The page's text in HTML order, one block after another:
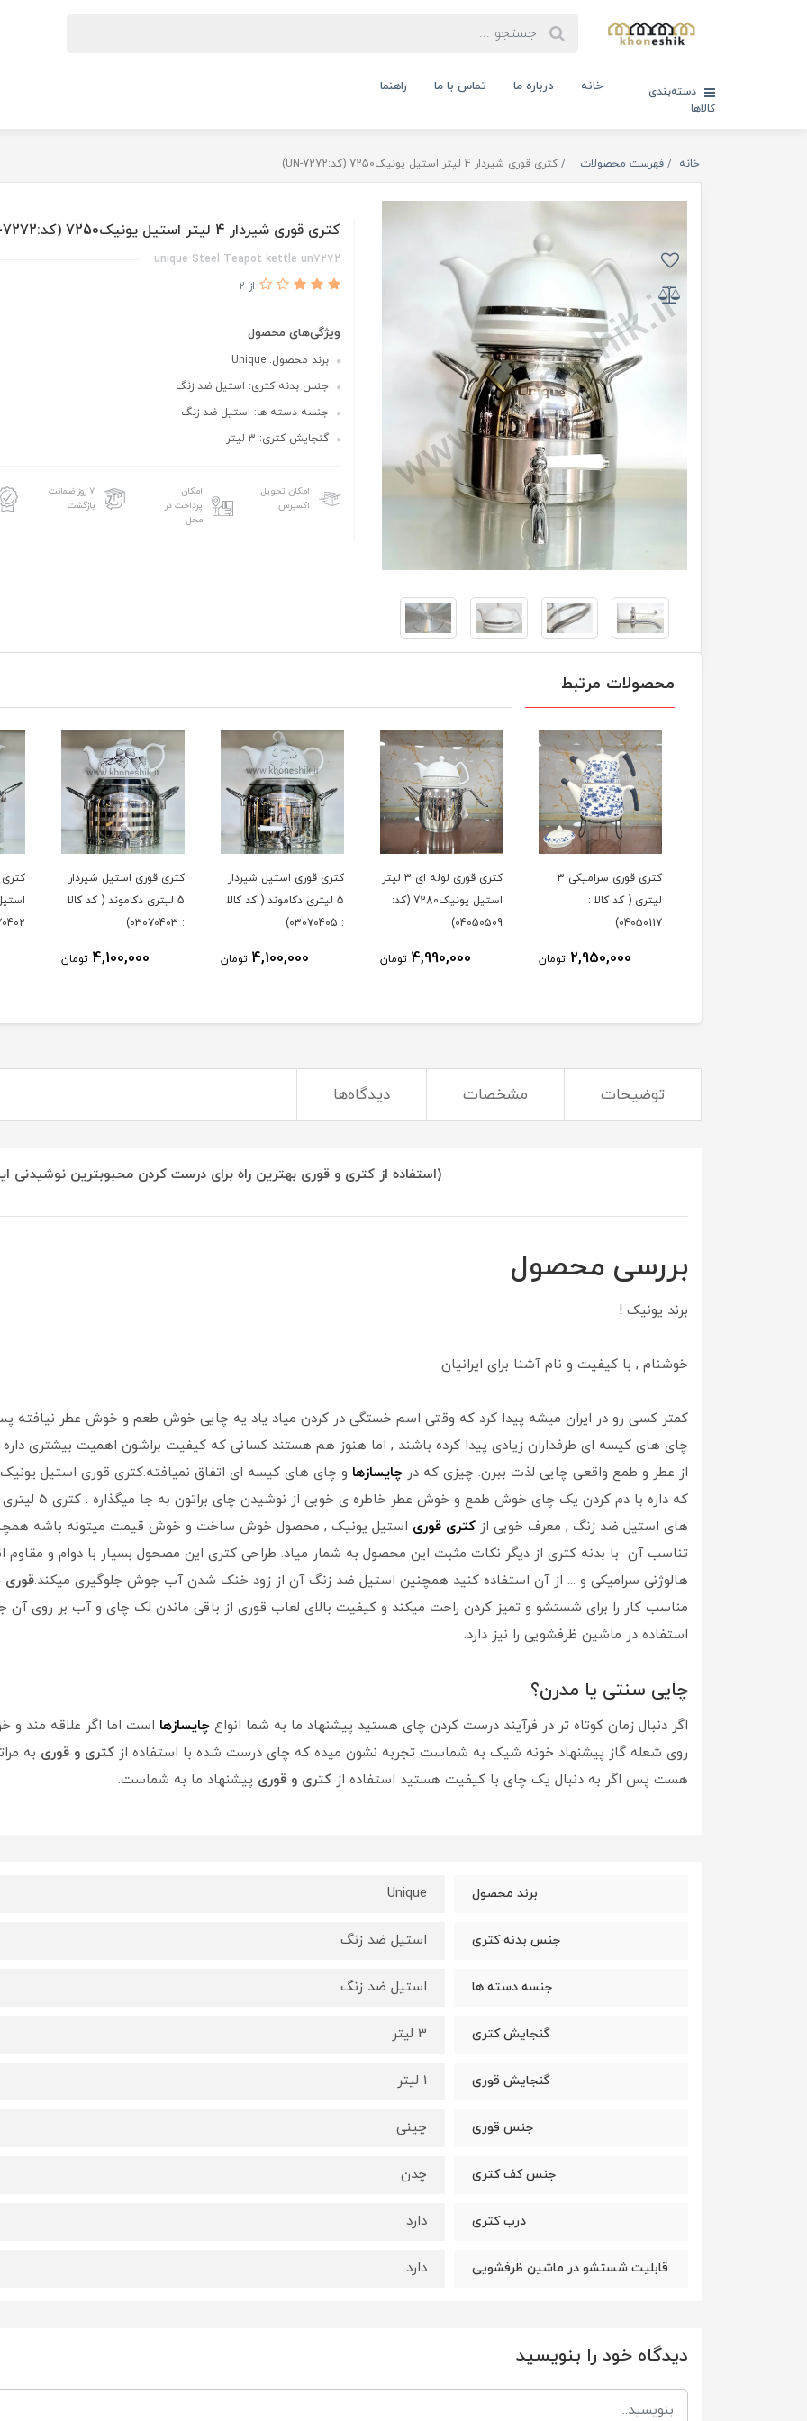
دسته‌بندی
کالاها
خانه درباره ما تماس با ما راهنما
خانه فهرست محصولات کتری قوری شیردار 4 لیتر استیل یونیک7250 (کد:UN-7272)
کتری قوری شیردار 4 لیتر استیل یونیک7250 (کد:UN-7272)
unique Steel Teapot kettle un7272
از 2
ویژگی‌های محصول
برند محصول: Unique
جنس بدنه کتری: استیل ضد زنگ
جنسه دسته ها: استیل ضد زنگ
گنجایش کتری: 3 لیتر
امکان تحویل
اکسپرس
امکان
پرداخت در
محل
۷ روز ضمانت
بازگشت
محصولات مرتبط
کتری قوری سرامیکی 3
لیتری ( کد کالا :
04050117)
2,950,000 تومان
کتری قوری لوله ای 3 لیتر
استیل یونیک7280 (کد:
04050509)
4,990,000 تومان
کتری قوری استیل شیردار
5 لیتری دکاموند ( کد کالا
: 03070405)
4,100,000 تومان
کتری قوری استیل شیردار
5 لیتری دکاموند ( کد کالا
: 03070403)
4,100,000 تومان
توضیحات مشخصات دیدگاه‌ها
(استفاده از کتری و قوری بهترین راه برای درست کردن محبوبترین نوشیدنی
بررسی محصول
برند یونیک !
خوشنام , با کیفیت و نام آشنا برای ایرانیان
کمتر کسی رو در ایران میشه پیدا کرد که وقتی اسم خستگی در کردن میاد یاد یه چایی خوش طعم و خوش عطر نیافته
چای های کیسه ای طرفداران زیادی پیدا کرده باشند , اما هنوز هم هستند کسانی که کیفیت براشون اهمیت بیشتری
از عطر و طمع واقعی چایی لذت ببرن. چیزی که در چایسازها و چای های کیسه ای اتفاق نمیافته.کتری قوری استیل
که داره با دم
های استیل ضد زنگ , معرف خوبی از کتری قوری استیل یونیک , محصول خوش ساخت و خوش قیمت میتونه باشه
تناسب آن با بدنه کتری از دیگر نکات مثبت این محصول به شمار میاد. طراحی کتری این مصحول بسیار با دوام و مقاوم
هالوژنی سرامیکی و ... از آن استفاده کنید همچنین استیل ضد زنگ آن از زود خنک شدن آب جوش جلوگیری میکند.قوری
مناسب کار را برای شستشو و تمیز کردن راحت میکند و کیفیت بالای لعاب قوری از باقی ماندن لک چای و آب بر روی آن
استفاده در ماشین ظرفشویی را نیز دارد.
چایی سنتی یا مدرن؟
اگر دنبال زمان کوتاه تر در فرآیند درست کردن چای هستید پیشنهاد ما به شما انواع چایسازها است اما اگر علاقه مند و
روی شعله گاز پیشنهاد خونه شیک به شماست تجربه نشون میده که چای درست شده با استفاده از کتری و قوری به
هست پس اگر به دنبال یک چای با کیفیت هستید استفاده از کتری و قوری پیشنهاد ما به شماست.
برند محصول Unique
جنس بدنه کتری استیل ضد زنگ
جنسه دسته ها استیل ضد زنگ
گنجایش کتری 3 لیتر
گنجایش قوری 1 لیتر
جنس قوری چینی
جنس کف کتری چدن
درب کتری دارد
قابلیت شستشو در ماشین ظرفشویی دارد
دیدگاه خود را بنویسید